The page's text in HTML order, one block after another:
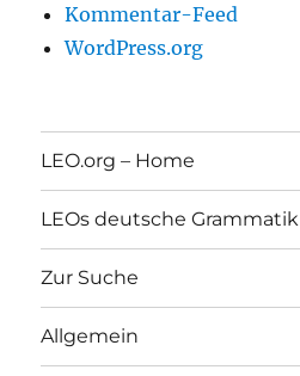
Kommentar-Feed
WordPress.org
LEO.org – Home
LEOs deutsche Grammatik
Zur Suche
Allgemein